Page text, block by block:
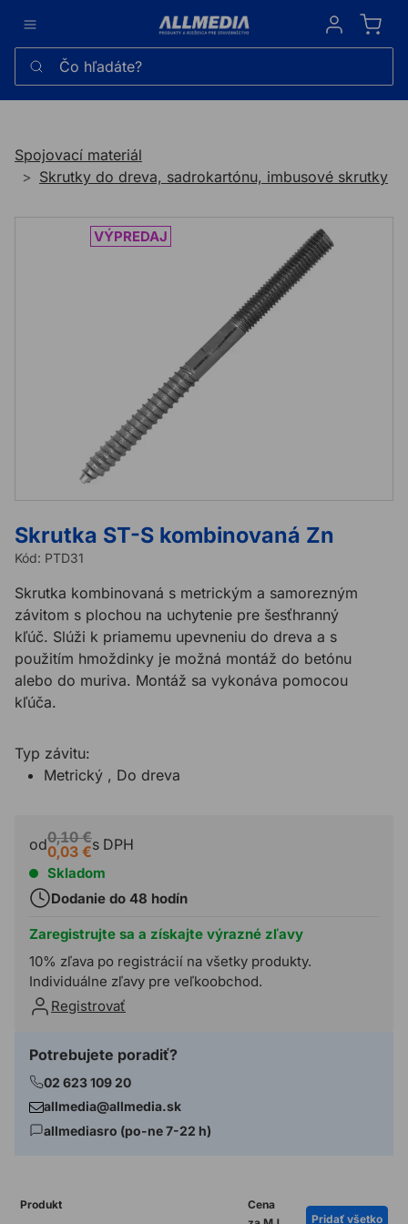
Sign in
Čo hľadáte?
Spojovací materiál
Skrutky do dreva, sadrokartónu, imbusové skrutky
Skrutka ST-S kombinovaná Zn
Kód: PTD31
Skrutka kombinovaná s metrickým a samorezným
závitom s plochou na uchytenie pre šesťhranný
kľúč. Slúži k priamemu upevneniu do dreva a s
použitím hmoždinky je možná montáž do betónu
alebo do muriva. Montáž sa vykonáva pomocou
kľúča.
Typ závitu:
Metrický , Do dreva
od0,10 €
0,03 €s DPH
Skladom
Dodanie do 48 hodín
Zaregistrujte sa a získajte výrazné zľavy
10% zľava po registrácií na všetky produkty.
Individuálne zľavy pre veľkoobchod.
Registrovať
Potrebujete poradiť?
02 623 109 20
allmedia@allmedia.sk
allmediasro (po-ne 7-22 h)
Produkt
Cena
Pridať všetko